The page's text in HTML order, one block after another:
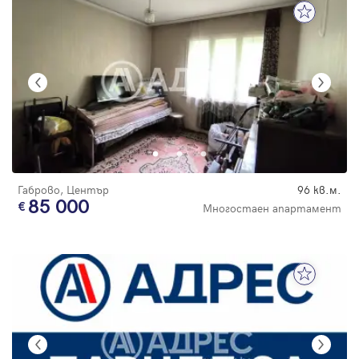
Габрово, Център 96 кв.м.
85 000 Многостаен апартамент